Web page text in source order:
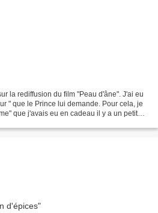
la rediffusion du film "Peau d'âne". J'ai eu
" que le Prince lui demande. Pour cela, je
que j'avais eu en cadeau il y a un petit